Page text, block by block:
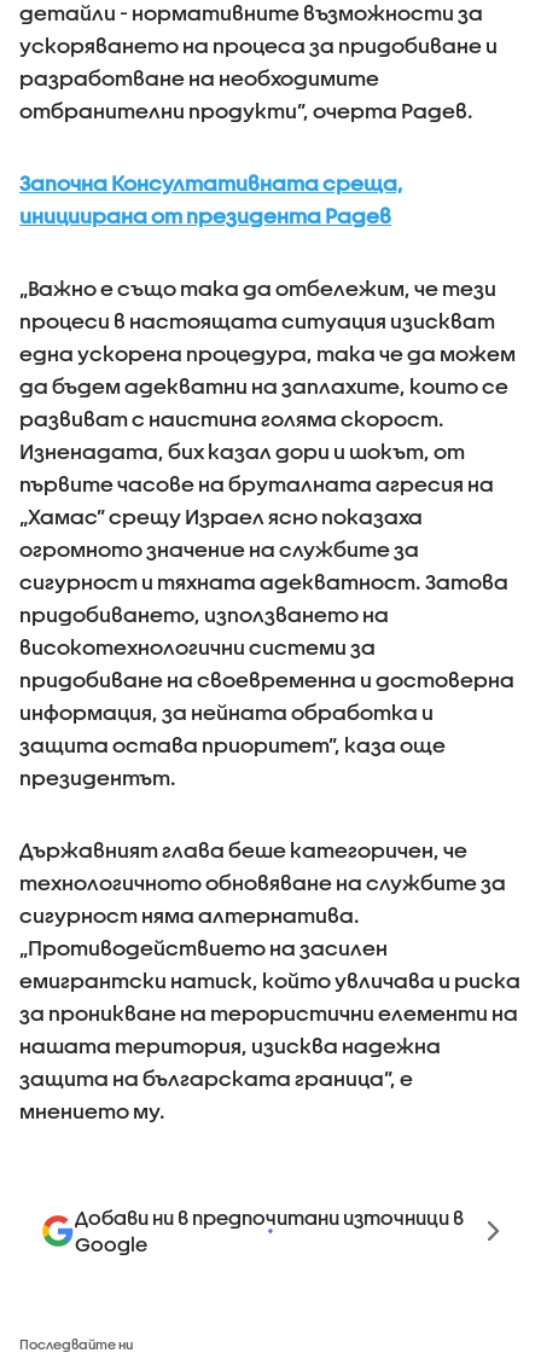
детайли - нормативните възможности за
ускоряването на процеса за придобиване и
разработване на необходимите
отбранителни продукти”, очерта Радев.
Започна Консултативната среща,
инициирана от президента Радев
„Важно е също така да отбележим, че тези
процеси в настоящата ситуация изискват
една ускорена процедура, така че да можем
да бъдем адекватни на заплахите, които се
развиват с наистина голяма скорост.
Изненадата, бих казал дори и шокът, от
първите часове на бруталната агресия на
„Хамас” срещу Израел ясно показаха
огромното значение на службите за
сигурност и тяхната адекватност. Затова
придобиването, използването на
високотехнологични системи за
придобиване на своевременна и достоверна
информация, за нейната обработка и
защита остава приоритет”, каза още
президентът.
Държавният глава беше категоричен, че
технологичното обновяване на службите за
сигурност няма алтернатива.
„Противодействието на засилен
емигрантски натиск, който увличава и риска
за проникване на терористични елементи на
нашата територия, изисква надежна
защита на българската граница”, е
мнението му.
Добави ни в предпочитани източници в
Google
Последвайте ни